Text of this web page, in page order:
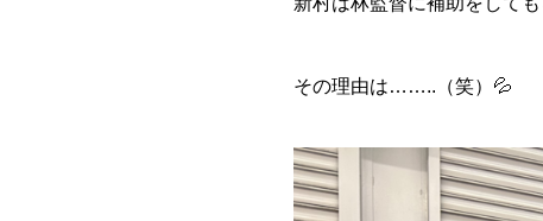
その理由は……..（笑）💦